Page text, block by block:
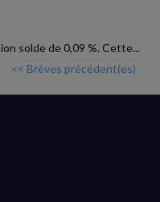
solde de 0,09 %. Cette...
<< Brèves précédent(es)